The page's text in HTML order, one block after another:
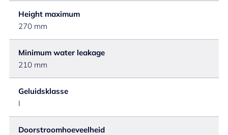
Height maximum
270 mm
Minimum water leakage
210 mm
Geluidsklasse
I
Doorstroomhoeveelheid